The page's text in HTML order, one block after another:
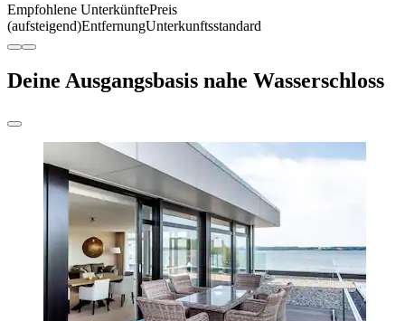
Empfohlene UnterkünftePreis
(aufsteigend)EntfernungUnterkunftsstandard
Deine Ausgangsbasis nahe Wasserschloss